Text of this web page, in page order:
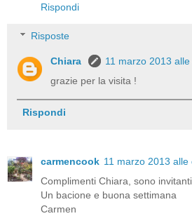
Rispondi
Risposte
Chiara
11 marzo 2013
grazie per la visita !
Rispondi
carmencook 11 marzo 2013 alle
Complimenti Chiara, sono
Un bacione e buona settimana
Carmen